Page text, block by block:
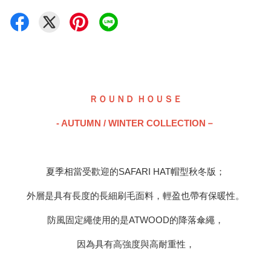
ＲＯＵＮＤ ＨＯＵＳＥ
- AUTUMN / WINTER COLLECTION－
夏季相當受歡迎的SAFARI HAT帽型秋冬版；
外層是具有長度的長細刷毛面料，輕盈也帶有保暖性。
防風固定繩使用的是ATWOOD的降落傘繩，
因為具有高強度與高耐重性，